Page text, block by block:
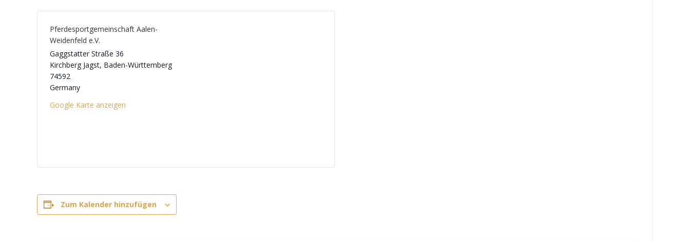
Pferdesportgemeinschaft Aalen-
Weidenfeld e.V.
Gaggstatter Straße 36
Kirchberg Jagst, Baden-Württemberg
74592
Germany
Google Karte anzeigen
Zum Kalender hinzufügen